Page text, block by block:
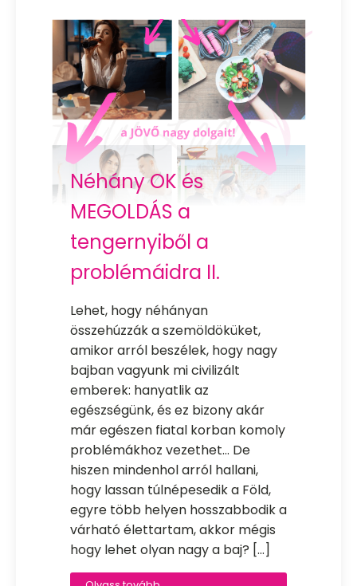
Néhány OK és
MEGOLDÁS a
tengernyiből a
problémáidra II.
Lehet, hogy néhányan
összehúzzák a szemöldöküket,
amikor arról beszélek, hogy nagy
bajban vagyunk mi civilizált
emberek: hanyatlik az
egészségünk, és ez bizony akár
már egészen fiatal korban komoly
problémákhoz vezethet... De
hiszen mindenhol arról hallani,
hogy lassan túlnépesedik a Föld,
egyre több helyen hosszabbodik a
várható élettartam, akkor mégis
hogy lehet olyan nagy a baj? […]